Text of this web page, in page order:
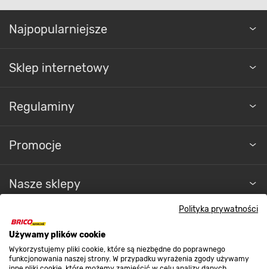
Polityka prywatności
Używamy plików cookie
Wykorzystujemy pliki cookie, które są niezbędne do poprawnego
funkcjonowania naszej strony. W przypadku wyrażenia zgody używamy
Najpopularniejsze
Sklep internetowy
Regulaminy
Promocje
Nasze sklepy
O nas
Kontakt do sklepu